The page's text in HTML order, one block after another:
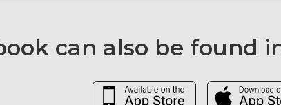
can also be found